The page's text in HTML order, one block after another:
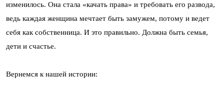
изменилось. Она стала «качать права» и требовать его развода,
ведь каждая женщина мечтает быть замужем, потому и ведет
себя как собственница. И это правильно. Должна быть семья,
дети и счастье.
Вернемся к нашей истории: